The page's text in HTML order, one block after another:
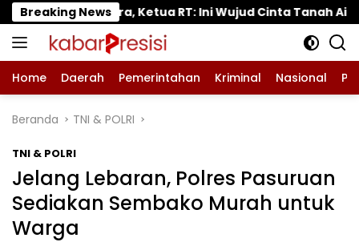
Langsung
ke
konten
Breaking News
RT: Ini Wujud Cinta Tanah Air Tanaman Tomat
Home Daerah Pemerintahan Kriminal Nasional
Beranda TNI & POLRI
TNI & POLRI
Jelang Lebaran, Polres Pasuruan
Sediakan Sembako Murah untuk
Warga